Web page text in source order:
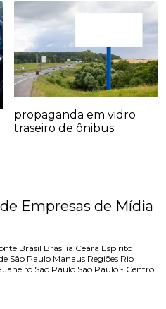
propaganda em vidro
traseiro de ônibus
Empresas de Mídia
Brasil Brasília Ceara Espírito
São Paulo Manaus Regiões Rio
Janeiro São Paulo São Paulo - Centro